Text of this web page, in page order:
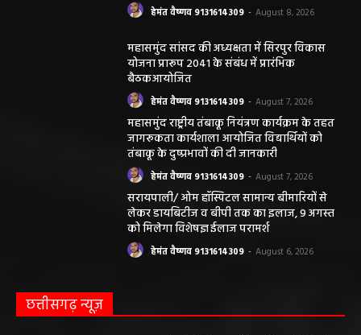
हेमंत वैष्णव 9131614309 - August 8, 2026
महासमुंद सांसद की अध्यक्षता में सिरपुर विकास
योजना प्रारूप 2041 के संबंध में प्रारंभिक
बैठकआयोजित
हेमंत वैष्णव 9131614309 - August 7, 2026
महासमुंद राष्ट्रीय तंबाकू नियंत्रण कार्यक्रम के तहत
जागरूकता कार्यशाला आयोजित विद्यार्थियों को
तंबाकू के दुष्प्रभावों की दी जानकारी
हेमंत वैष्णव 9131614309 - August 7, 2026
सरायपाली/ ओम हॉस्पिटल सामान्य बीमारियों से
लेकर डायबिटीज व बीपी तक का इलाज, 9 अगस्त
को मिलेगा विशेषज्ञ ईलाज परामर्श
हेमंत वैष्णव 9131614309 - August 6, 2026
छत्तीसगढ़ न्यूज़